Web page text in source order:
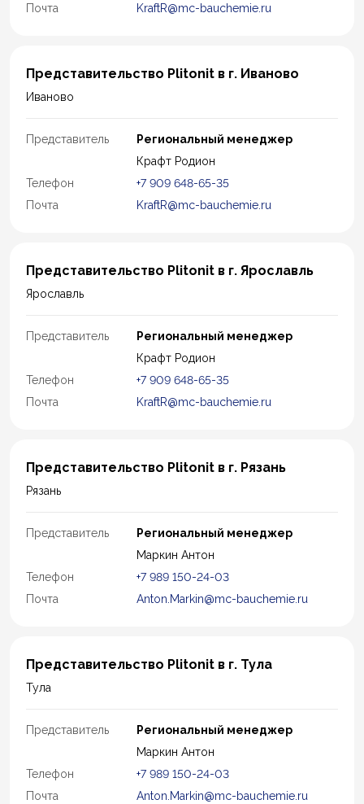
Почта
KraftR@mc-bauchemie.ru
Представительство Plitonit в г. Иваново
Иваново
Представитель
Региональный менеджер
Крафт Родион
Телефон
+7 909 648-65-35
Почта
KraftR@mc-bauchemie.ru
Представительство Plitonit в г. Ярославль
Ярославль
Представитель
Региональный менеджер
Крафт Родион
Телефон
+7 909 648-65-35
Почта
KraftR@mc-bauchemie.ru
Представительство Plitonit в г. Рязань
Рязань
Представитель
Региональный менеджер
Маркин Антон
Телефон
+7 989 150-24-03
Почта
Anton.Markin@mc-bauchemie.ru
Представительство Plitonit в г. Тула
Тула
Представитель
Региональный менеджер
Маркин Антон
Телефон
+7 989 150-24-03
Почта
Anton.Markin@mc-bauchemie.ru